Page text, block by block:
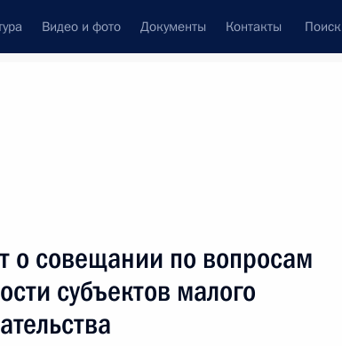
Видео и фото Документы Контакты Поиск
о совещании по вопросам
субъектов малого